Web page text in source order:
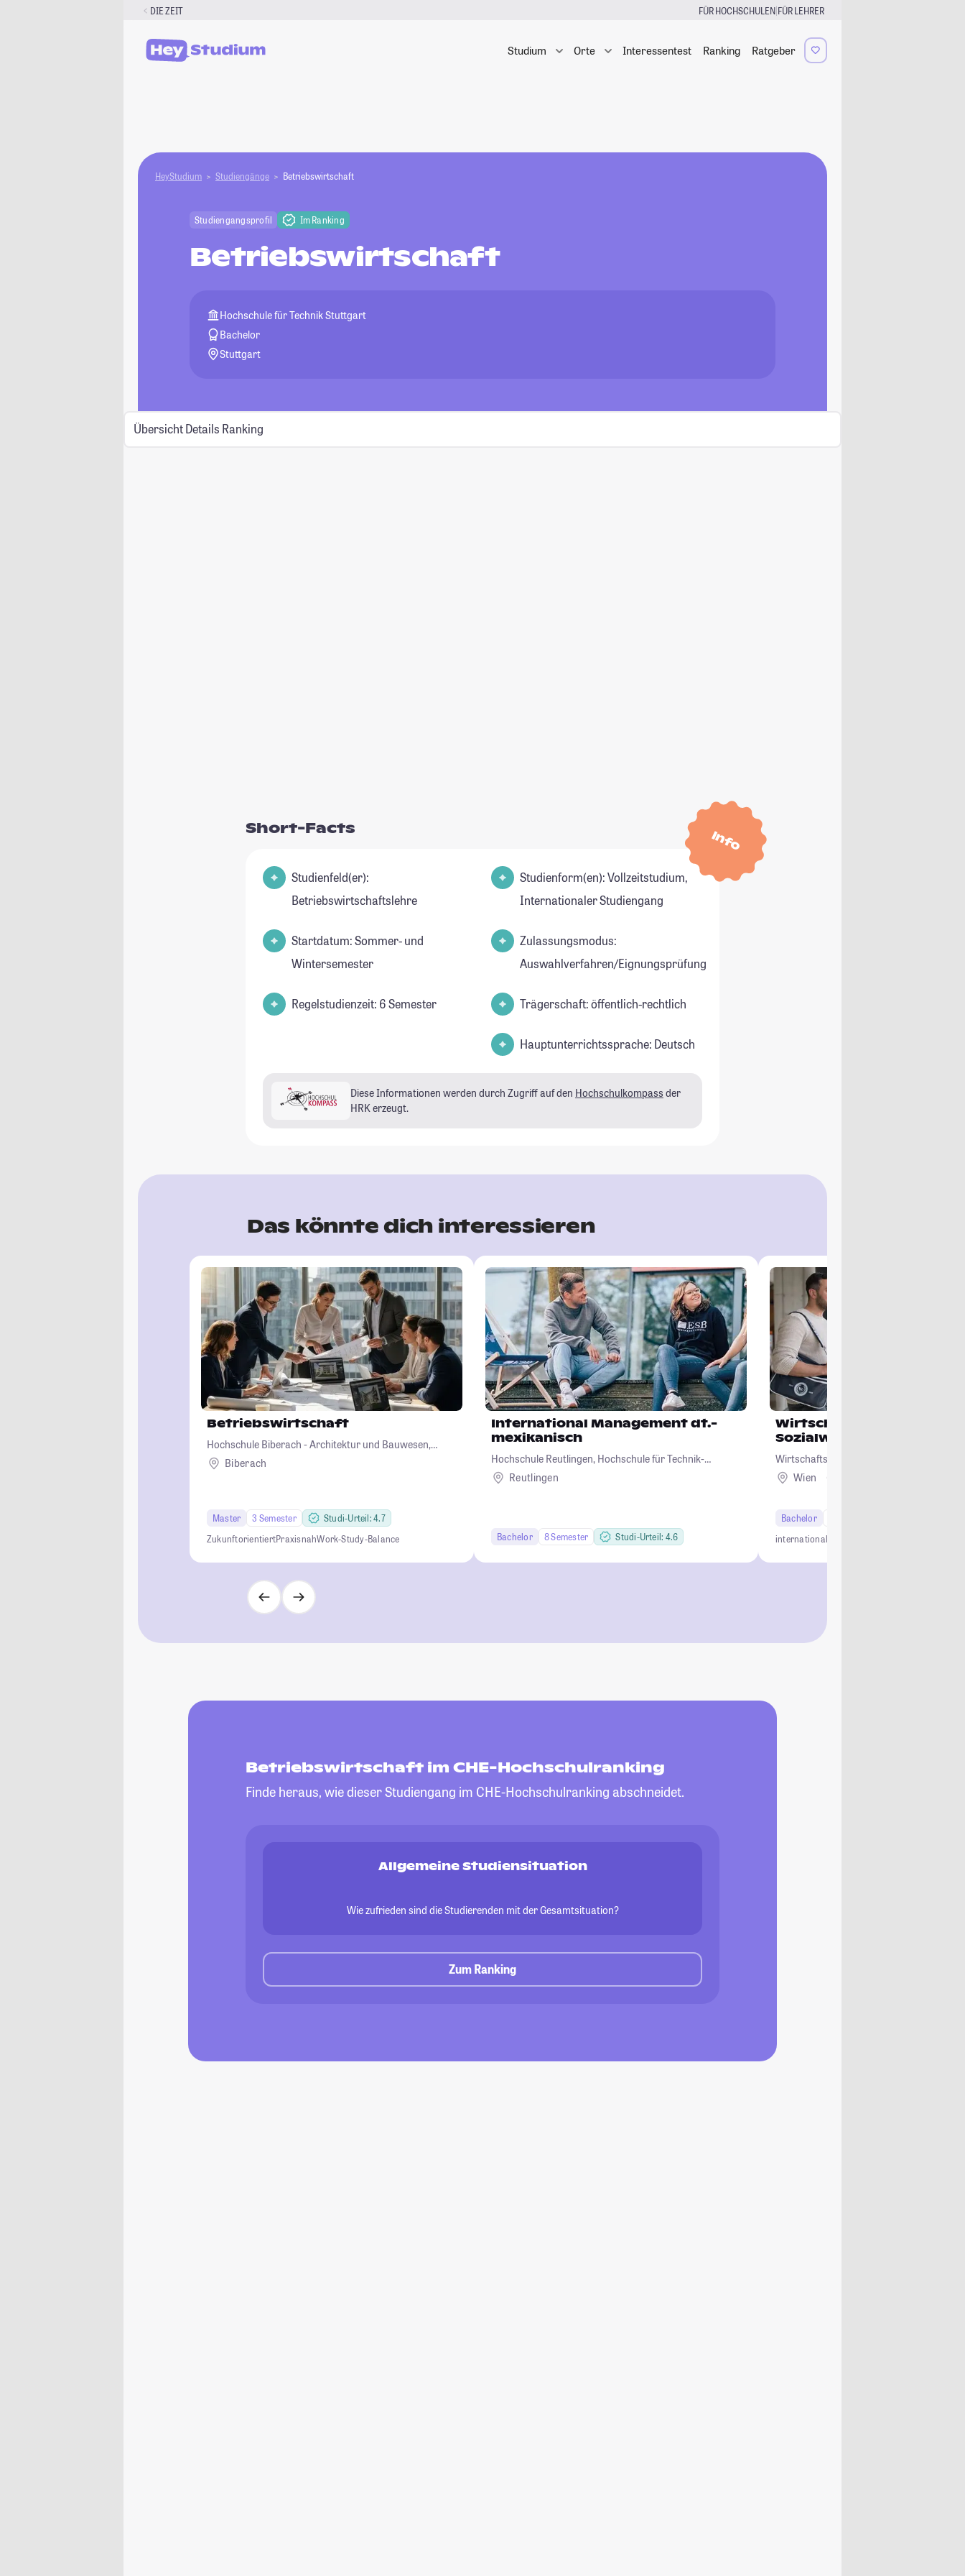
DIE ZEIT FÜR HOCHSCHULEN|FÜR LEHRER
Studium Orte Interessentest Ranking Ratgeber
HeyStudium Studiengänge Betriebswirtschaft
Studiengangsprofil Im Ranking
Betriebswirtschaft
Hochschule für Technik Stuttgart
Bachelor
Stuttgart
Übersicht Details Ranking
Info
Short-Facts
Studienfeld(er):
Betriebswirtschaftslehre
Startdatum: Sommer- und
Wintersemester
Regelstudienzeit: 6 Semester
Studienform(en): Vollzeitstudium,
Internationaler Studiengang
Zulassungsmodus:
Auswahlverfahren/Eignungsprüfung
Trägerschaft: öffentlich-rechtlich
Hauptunterrichtssprache: Deutsch
Diese Informationen werden durch Zugriff auf den Hochschulkompass der
HRK erzeugt.
Das könnte dich interessieren
Betriebswirtschaft
Hochschule Biberach - Architektur und Bauwesen,
Betriebswirtschaft und Biotechnologie
Biberach
Master 3 Semester
Studi-Urteil: 4.7
ZukunftorientiertPraxisnahWork-Study-Balance
International Management dt.-
mexikanisch
Hochschule Reutlingen, Hochschule für Technik-
Wirtschaft-Informatik-Design
Reutlingen
Bachelor 8 Semester Studi-Urteil: 4.6
Wirtschafts- und
Sozialwissenschaften
Wirtschaftsuniversität Wien
Wien
Bachelor
international
Betriebswirtschaft im CHE-Hochschulranking
Finde heraus, wie dieser Studiengang im CHE-Hochschulranking abschneidet.
Allgemeine Studiensituation
Wie zufrieden sind die Studierenden mit der Gesamtsituation?
Zum Ranking